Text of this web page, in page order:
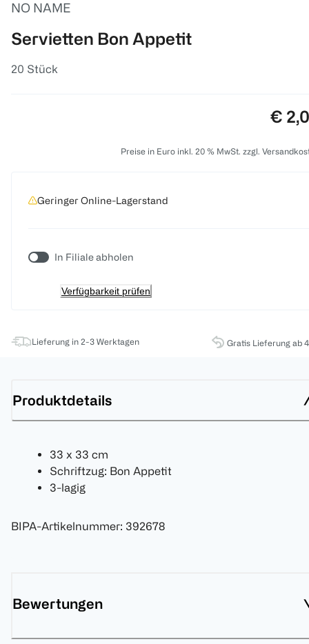
NO NAME
Servietten Bon Appetit
20 Stück
€
Preise in Euro inkl. 20 % MwSt. zzgl.
Geringer Online-Lagerstand
In Filiale abholen
Verfügbarkeit prüfen
Lieferung in 2-3 Werktagen Gratis Lieferung ab
Produktdetails
33 x 33 cm
Schriftzug: Bon Appetit
3-lagig
BIPA-Artikelnummer: 392678
Bewertungen